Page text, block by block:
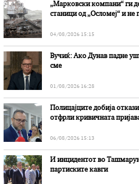
„Марковски компани“ ги
станици од „Осломеј“ и
04/08/2026 15:15
Вучиќ: Ако Дунав падне
сме
01/08/2026 16:28
Полицајците добија
отфрли кривичната
06/08/2026 15:13
И инцидентот во
партиските кавги